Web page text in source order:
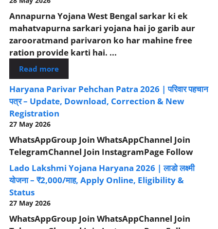
Annapurna Yojana West Bengal sarkar ki ek
mahatvapurna sarkari yojana hai jo garib aur
zarooratmand parivaron ko har mahine free
ration provide karti hai. ...
Read more
Haryana Parivar Pehchan Patra 2026 | परिवार पहचान
पत्र – Update, Download, Correction & New
Registration
27 May 2026
WhatsAppGroup Join WhatsAppChannel Join
TelegramChannel Join InstagramPage Follow
Lado Lakshmi Yojana Haryana 2026 | लाडो लक्ष्मी
योजना – ₹2,000/माह, Apply Online, Eligibility &
Status
27 May 2026
WhatsAppGroup Join WhatsAppChannel Join